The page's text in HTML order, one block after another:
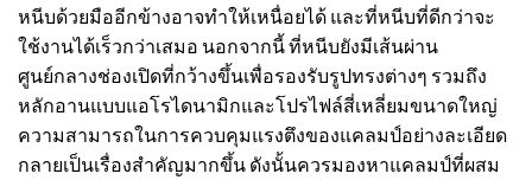
หนีบด้วยมืออีกข้างอาจทำให้เหนื่อยได้ และที่หนีบที่ดีกว่าจะ
ใช้งานได้เร็วกว่าเสมอ นอกจากนี้ ที่หนีบยังมีเส้นผ่าน
ศูนย์กลางช่องเปิดที่กว้างขึ้นเพื่อรองรับรูปทรงต่างๆ รวมถึง
หลักอานแบบแอโรไดนามิกและโปรไฟล์สี่เหลี่ยมขนาดใหญ่
ความสามารถในการควบคุมแรงตึงของแคลมป์อย่างละเอียด
กลายเป็นเรื่องสำคัญมากขึ้น ดังนั้นควรมองหาแคลมป์ที่ผสม